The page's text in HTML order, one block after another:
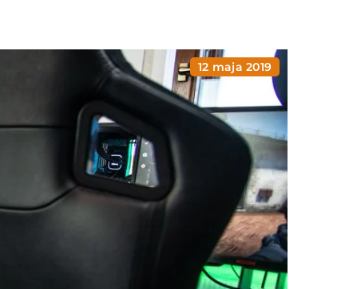
12 maja 2019